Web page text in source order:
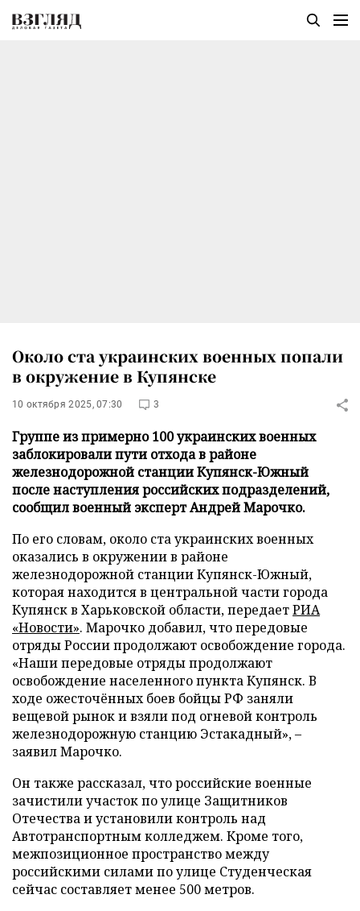
Около ста украинских военных попали
в окружение в Купянске
10 октября 2025, 07:30 3
Группе из примерно 100 украинских военных
заблокировали пути отхода в районе
железнодорожной станции Купянск-Южный
после наступления российских подразделений,
сообщил военный эксперт Андрей Марочко.
По его словам, около ста украинских военных
оказались в окружении в районе
железнодорожной станции Купянск-Южный,
которая находится в центральной части города
Купянск в Харьковской области, передаетРИА
«Новости». Марочко добавил, что передовые
отряды России продолжают освобождение города.
«Наши передовые отряды продолжают
освобождение населенного пункта Купянск. В
ходе ожесточённых боев бойцы РФ заняли
вещевой рынок и взяли под огневой контроль
железнодорожную станцию Эстакадный», –
заявил Марочко.
Он также рассказал, что российские военные
зачистили участок по улице Защитников
Отечества и установили контроль над
Автотранспортным колледжем. Кроме того,
межпозиционное пространство между
российскими силами по улице Студенческая
сейчас составляет менее 500 метров.